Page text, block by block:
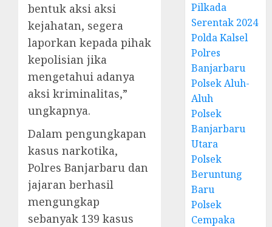
bentuk aksi aksi
kejahatan, segera
laporkan kepada pihak
kepolisian jika
mengetahui adanya
aksi kriminalitas,”
ungkapnya.
Dalam pengungkapan
kasus narkotika,
Polres Banjarbaru dan
jajaran berhasil
mengungkap
sebanyak 139 kasus
Pilkada
Serentak 2024
Polda Kalsel
Polres
Banjarbaru
Polsek Aluh-
Aluh
Polsek
Banjarbaru
Utara
Polsek
Beruntung
Baru
Polsek
Cempaka